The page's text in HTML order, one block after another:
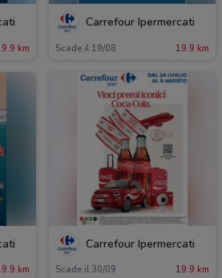
km
Carrefour Ipermercati
Scade il 19/08 19.9 km
km
Carrefour Ipermercati
Scade il 30/09 19.9 km